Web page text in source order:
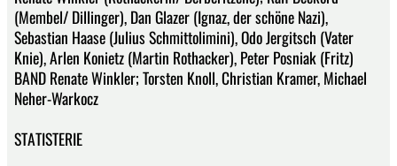
(Membel/ Dillinger), Dan Glazer (Ignaz, der schöne Nazi),
Sebastian Haase (Julius Schmittolimini), Odo Jergitsch (Vater
Knie), Arlen Konietz (Martin Rothacker), Peter Posniak (Fritz)
BAND Renate Winkler; Torsten Knoll, Christian Kramer, Michael
Neher-Warkocz
STATISTERIE